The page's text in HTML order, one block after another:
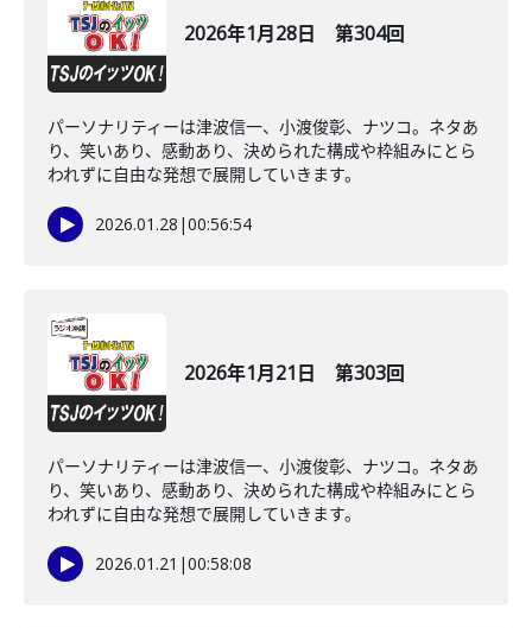
2026年1月28日 第304回
パーソナリティーは津波信一、小渡俊彰、ナツコ。ネタあ
り、笑いあり、感動あり、決められた構成や枠組みにとら
われずに自由な発想で展開していきます。
2026.01.28 |00:56:54
2026年1月21日 第303回
パーソナリティーは津波信一、小渡俊彰、ナツコ。ネタあ
り、笑いあり、感動あり、決められた構成や枠組みにとら
われずに自由な発想で展開していきます。
2026.01.21 |00:58:08